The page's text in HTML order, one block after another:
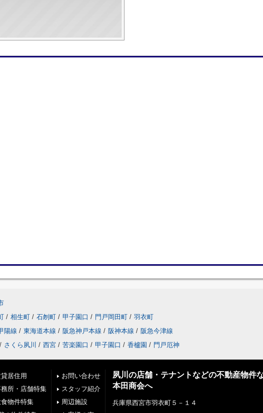
/ 相生町 / 石刎町 / 甲子園口 / 門戸岡田町 / 羽衣町
陽線 / 東海道本線 / 阪急神戸本線 / 阪神本線 / 阪急今津線
/ さくら夙川 / 西宮 / 苦楽園口 / 甲子園口 / 香櫨園 / 門戸厄神
居住用
所・店舗特集
物件特集
お問い合わせ
スタッフ紹介
周辺施設
夙川の店舗・テナントなどの不動産物件
本田商会へ
兵庫県西宮市羽衣町５－１４